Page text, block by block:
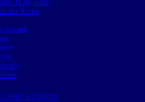
Hört, Hört!
der Szene
Stream
THE STATION